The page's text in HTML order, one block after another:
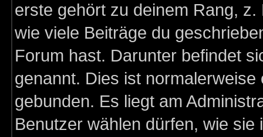
erste gehört zu deinem Rang,
wie viele Beiträge du
Forum hast. Darunter befindet
genannt. Dies ist
gebunden. Es liegt am
Benutzer wählen dürfen, wie